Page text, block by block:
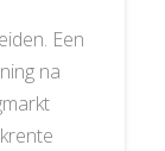
Een
na